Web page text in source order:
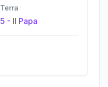
Terra
5 - Il Papa